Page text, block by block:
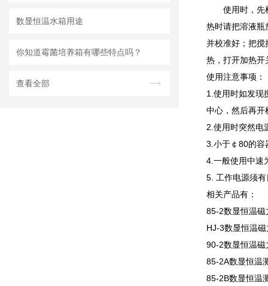
数显恒温水箱用途
你知道霉菌培养箱有哪些特点吗？
查看全部
使用时，先
热时请把溶液瓶
并校准好；把搅
热，打开加热开
使用注意事项：
1.使用时如发现
中心，然后再开
2.使用时突然电
3.小于￠80的容
4.一般使用中速
5. 工作电源须
相关产品有：
85-2数显恒温磁
HJ-3数显恒温
90-2数显恒温磁
85-2A数显恒温
85-2B数显恒温